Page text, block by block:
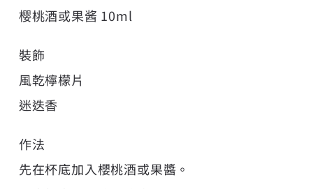
樱桃酒或果酱 10ml
裝飾
風乾檸檬片
迷迭香
作法
先在杯底加入櫻桃酒或果醬。